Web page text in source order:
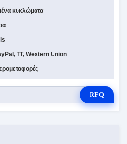
κυκλώματα
TT, Western Union
RFQ